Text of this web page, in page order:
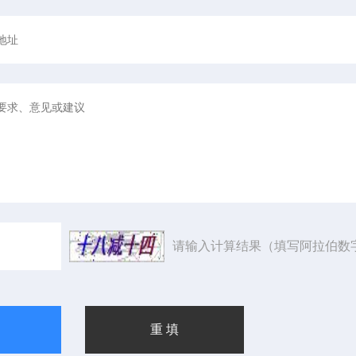
请输入计算结果（填写阿拉伯数